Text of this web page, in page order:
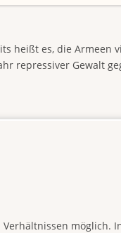
heißt es, die Armeen
repressiver Gewalt
möglich.